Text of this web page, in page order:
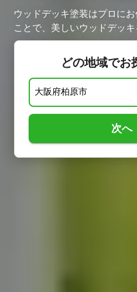
ウッドデッキ塗装はプロに
ことで、美しいウッドデッキ
どの地域でお
次へ